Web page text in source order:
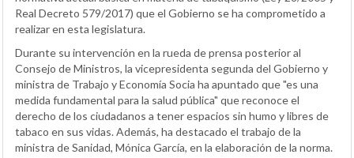
Real Decreto 579/2017) que el Gobierno se ha comprometido a
realizar en esta legislatura.
Durante su intervención en la rueda de prensa posterior al
Consejo de Ministros, la vicepresidenta segunda del Gobierno y
ministra de Trabajo y Economía Socia ha apuntado que "es una
medida fundamental para la salud pública" que reconoce el
derecho de los ciudadanos a tener espacios sin humo y libres de
tabaco en sus vidas. Además, ha destacado el trabajo de la
ministra de Sanidad, Mónica García, en la elaboración de la norma.